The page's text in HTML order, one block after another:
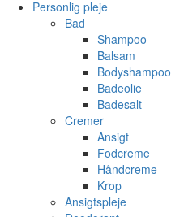
Personlig pleje
Bad
Shampoo
Balsam
Bodyshampoo
Badeolie
Badesalt
Cremer
Ansigt
Fodcreme
Håndcreme
Krop
Ansigtspleje